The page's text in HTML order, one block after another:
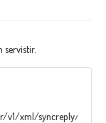
servistir.
v1/xml/syncreply/Query